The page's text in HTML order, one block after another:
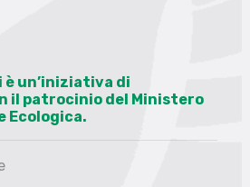
è un’iniziativa di
il patrocinio del Ministero
Ecologica.